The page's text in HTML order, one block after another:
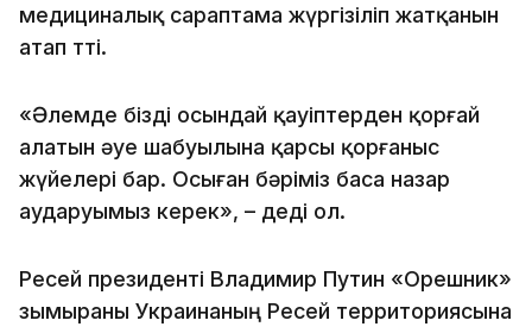
медициналық сараптама жүргізіліп жатқанын
атап өтті.
«Әлемде бізді осындай қауіптерден қорғай
алатын әуе шабуылына қарсы қорғаныс
жүйелері бар. Осыған бәріміз баса назар
аударуымыз керек», – деді ол.
Ресей президенті Владимир Путин «Орешник»
зымыраны Украинаның Ресей территориясына